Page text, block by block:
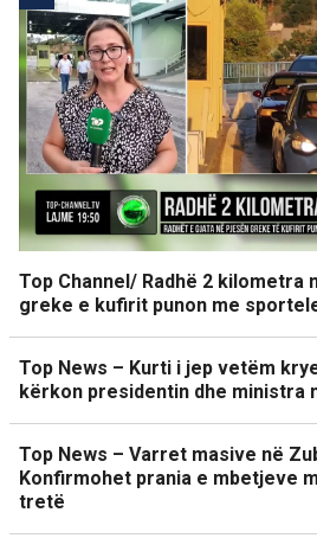
Top Channel/ Radhë 2 kilometra
greke e kufirit punon me
Top News – Kurti i jep vetëm
kërkon presidentin dhe ministra
Top News – Varret masive në
Konfirmohet prania e mbetjeve
tretë